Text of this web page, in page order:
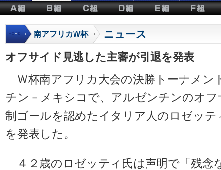
南アフリカW杯 ニュース
オフサイド見逃した主審が引退を発表
Ｗ杯南アフリカ大会の決勝トーナメン
チン－メキシコで、アルゼンチンのオ
制ゴールを認めたイタリア人のロゼッテ
を発表した。
４２歳のロゼッティ氏は声明で「残念